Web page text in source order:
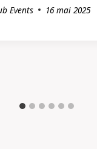
Events 16 mai 2025